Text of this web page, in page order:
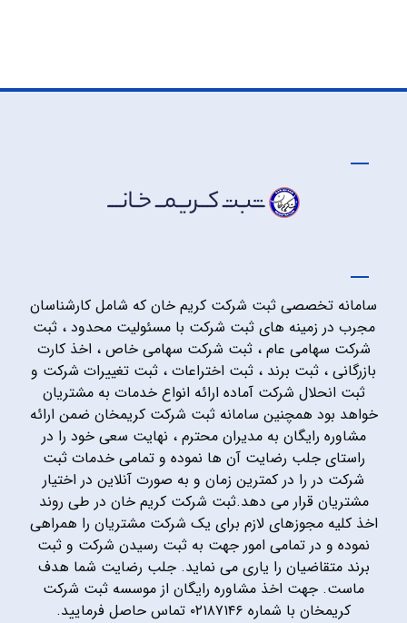
سامانه تخصصی ثبت شرکت کریم خان که شامل کارشناسان
مجرب در زمینه های ثبت شرکت با مسئولیت محدود ، ثبت
شرکت سهامی عام ، ثبت شرکت سهامی خاص ، اخذ کارت
بازرگانی ، ثبت برند ، ثبت اختراعات ، ثبت تغییرات شرکت و
ثبت انحلال شرکت آماده ارائه انواع خدمات به مشتریان
خواهد بود همچنین سامانه ثبت شرکت کریمخان ضمن ارائه
مشاوره رایگان به مدیران محترم ، نهایت سعی خود را در
راستای جلب رضایت آن ها نموده و تمامی خدمات ثبت
شرکت در را در کمترین زمان و به صورت آنلاین در اختیار
مشتریان قرار می دهد.ثبت شرکت کریم خان در طی روند
اخذ کلیه مجوزهای لازم برای یک شرکت مشتریان را همراهی
نموده و در تمامی امور جهت به ثبت رسیدن شرکت و ثبت
برند متقاضیان را یاری می نماید. جلب رضایت شما هدف
ماست. جهت اخذ مشاوره رایگان از موسسه ثبت شرکت
کریمخان با شماره ۰۲۱۸۷۱۴۶ تماس حاصل فرمایید.